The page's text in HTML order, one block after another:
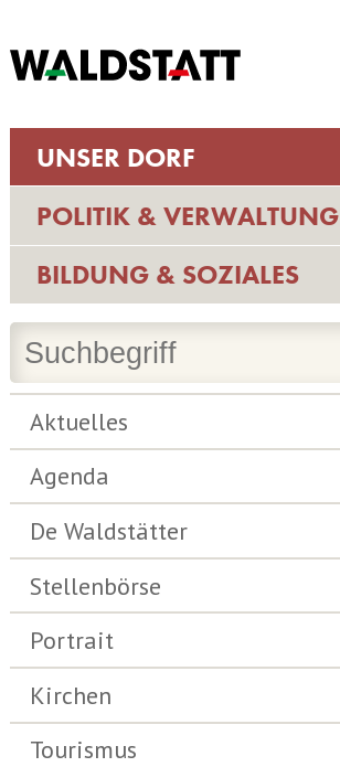
UNSER DORF
POLITIK & VERWALTUNG
BILDUNG & SOZIALES
Aktuelles
Agenda
De Waldstätter
Stellenbörse
Portrait
Kirchen
Tourismus